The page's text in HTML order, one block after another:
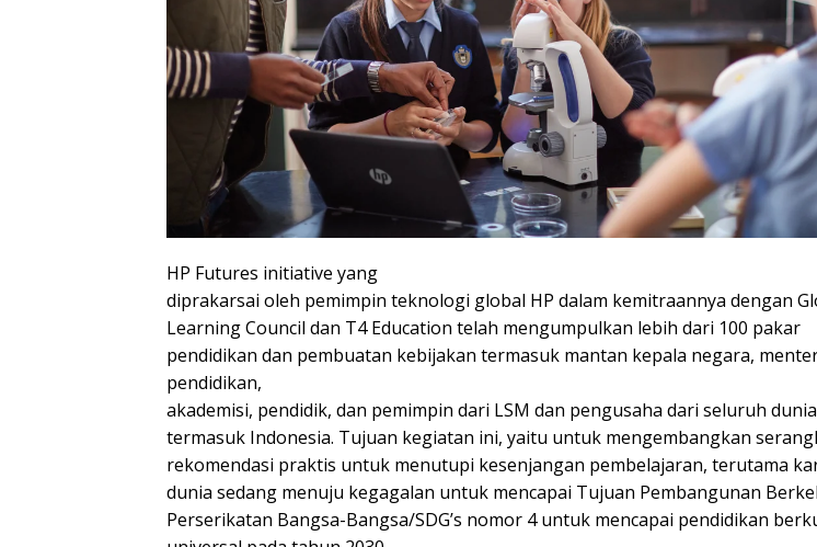
HP Futures initiative yang
diprakarsai oleh pemimpin teknologi global HP dalam kemitraannya dengan
Learning Council dan T4 Education telah mengumpulkan lebih dari 100 pakar
pendidikan dan pembuatan kebijakan termasuk mantan kepala negara,
pendidikan,
akademisi, pendidik, dan pemimpin dari LSM dan pengusaha dari seluruh
termasuk Indonesia. Tujuan kegiatan ini, yaitu untuk mengembangkan
rekomendasi praktis untuk menutupi kesenjangan pembelajaran, terutama
dunia sedang menuju kegagalan untuk mencapai Tujuan Pembangunan
Perserikatan Bangsa-Bangsa/SDG’s nomor 4 untuk mencapai pendidikan